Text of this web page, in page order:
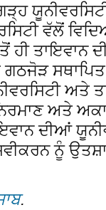
ਵੱਲੋਂ
ਹੀ ਤਾਇਵਾਨ
ਅਤੇ
ਅਤੇ
ਦੀਆਂ
ਨੂੰ
.